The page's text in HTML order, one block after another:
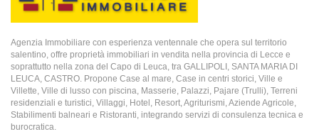
Agenzia Immobiliare con esperienza ventennale che opera sul territorio
salentino, offre proprietà immobiliari in vendita nella provincia di Lecce e
soprattutto nella zona del Capo di Leuca, tra GALLIPOLI, SANTA MARIA DI
LEUCA, CASTRO. Propone Case al mare, Case in centri storici, Ville e
Villette, Ville di lusso con piscina, Masserie, Palazzi, Pajare (Trulli), Terreni
residenziali e turistici, Villaggi, Hotel, Resort, Agriturismi, Aziende Agricole,
Stabilimenti balneari e Ristoranti, integrando servizi di consulenza tecnica e
burocratica.